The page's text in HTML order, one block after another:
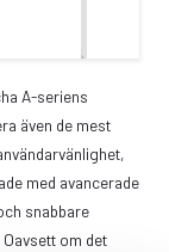
A-seriens
även de mest
med avancerade
snabbare
om det